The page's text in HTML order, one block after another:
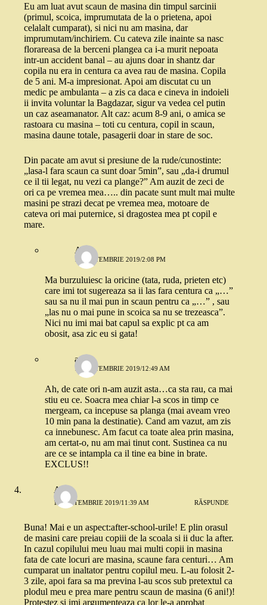
Eu am luat avut scaun de masina din timpul sarcinii
(primul, scoica, imprumutata de la o prietena, apoi
celalalt cumparat), si nici nu am masina, dar
imprumutam/inchiriem. Cu cateva zile inainte sa nasc
florareasa de la berceni plangea ca i-a murit nepoata
intr-un accident banal – au ajuns doar in shantz dar
copila nu era in centura ca avea rau de masina. Copila
de 5 ani. M-a impresionat. Apoi am discutat cu un
medic pe ambulanta – a zis ca daca e cineva in indoieli
ii invita voluntar la Bagdazar, sigur va vedea cel putin
un caz aseamanator. Alt caz: acum 8-9 ani, o amica se
rastoara cu masina – toti cu centura, copil in scaun,
masina daune totale, pasagerii doar in stare de soc.
Din pacate am avut si presiune de la rude/cunostinte:
„lasa-l fara scaun ca sunt doar 5min”, sau „da-i drumul
ce il tii legat, nu vezi ca plange?” Am auzit de zeci de
ori ca pe vremea mea….. din pacate sunt mult mai multe
masini pe strazi decat pe vremea mea, motoare de
cateva ori mai puternice, si dragostea mea pt copil e
mare.
Anca
11 SEPTEMBRIE 2019/2:08 PM
Ma burzuluiesc la oricine (tata, ruda, prieten etc)
care imi tot sugereaza sa ii las fara centura ca „…”
sau sa nu il mai pun in scaun pentru ca „…” , sau
„las nu o mai pune in scoica sa nu se trezeasca”.
Nici nu imi mai bat capul sa explic pt ca am
obosit, asa zic eu si gata!
andie
14 SEPTEMBRIE 2019/12:49 AM
Ah, de cate ori n-am auzit asta…ca sta rau, ca mai
stiu eu ce. Soacra mea chiar l-a scos in timp ce
mergeam, ca incepuse sa planga (mai aveam vreo
10 min pana la destinatie). Cand am vazut, am zis
ca innebunesc. Am facut ca toate alea prin masina,
am certat-o, nu am mai tinut cont. Sustinea ca nu
are ce se intampla ca il tine ea bine in brate.
EXCLUS!!
Amv
11 SEPTEMBRIE 2019/11:39 AM RĂSPUNDE
Buna! Mai e un aspect:after-school-urile! E plin orasul
de masini care preiau copiii de la scoala si ii duc la after.
In cazul copilului meu luau mai multi copii in masina
fata de cate locuri are masina, scaune fara centuri… Am
cumparat un inaltator pentru copilul meu. L-au folosit 2-
3 zile, apoi fara sa ma previna l-au scos sub pretextul ca
plodul meu e prea mare pentru scaun de masina (6 ani!)!
Protestez si imi argumenteaza ca lor le-a aprobat